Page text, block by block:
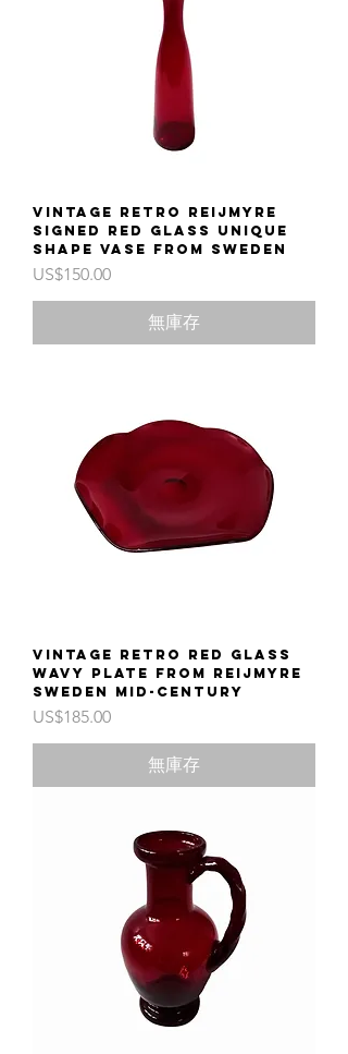
Vintage retro Reijmyre
signed red glass unique
shape vase from Sweden
價格
US$150.00
無庫存
Vintage retro red glass
wavy plate from Reijmyre
Sweden mid-century
價格
US$185.00
無庫存